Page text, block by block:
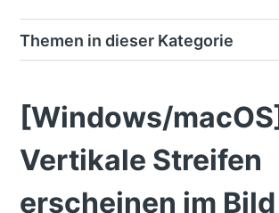
Themen in dieser Kategorie
[Windows/macOS]
Vertikale Streifen
erscheinen im Bild